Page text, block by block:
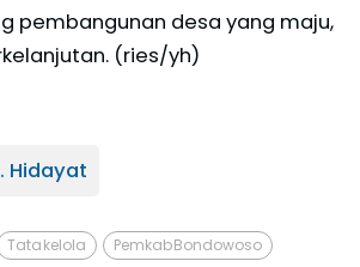
pembangunan desa yang maju,
(ries/yh)
Hidayat
Tata kelola Pemkab Bondowoso